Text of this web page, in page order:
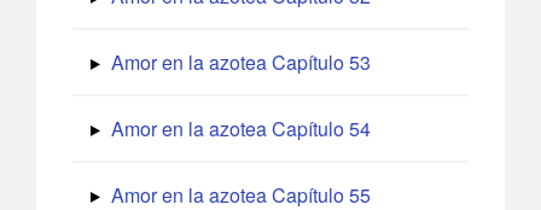
Amor en la azotea Capítulo 53
Amor en la azotea Capítulo 54
Amor en la azotea Capítulo 55